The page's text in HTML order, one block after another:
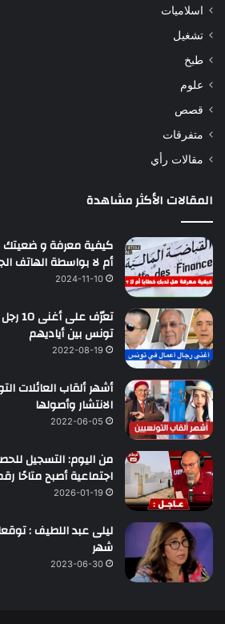
اسلاميات
تشغيل
طبخ
علوم
قصص
متفرقات
مقالات رأي
المقالات الأكثر مشاهدة
كيفية معرفة و ضعيتك
أم لا بواسطة الهاتف
2024-11-10
تونس بين أياديهم
2022-08-19
أشهر ألقاب العائلات
الانتشار وأصولها
2022-06-05
من اليوم: التسجيل
اجتماعية أصبح متاحًا
2026-01-19
ليلى عبد اللطيف :
شهر
2023-06-30